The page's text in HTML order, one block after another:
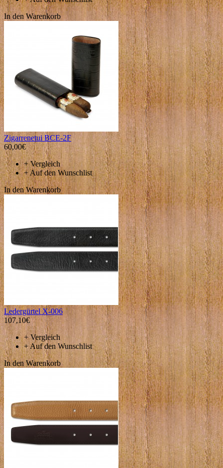
In den Warenkorb
Zigarrenetui BCE-2F
60,00€
+Vergleich
+Auf den Wunschlist
In den Warenkorb
Ledergürtel X-006
107,10€
+Vergleich
+Auf den Wunschlist
In den Warenkorb